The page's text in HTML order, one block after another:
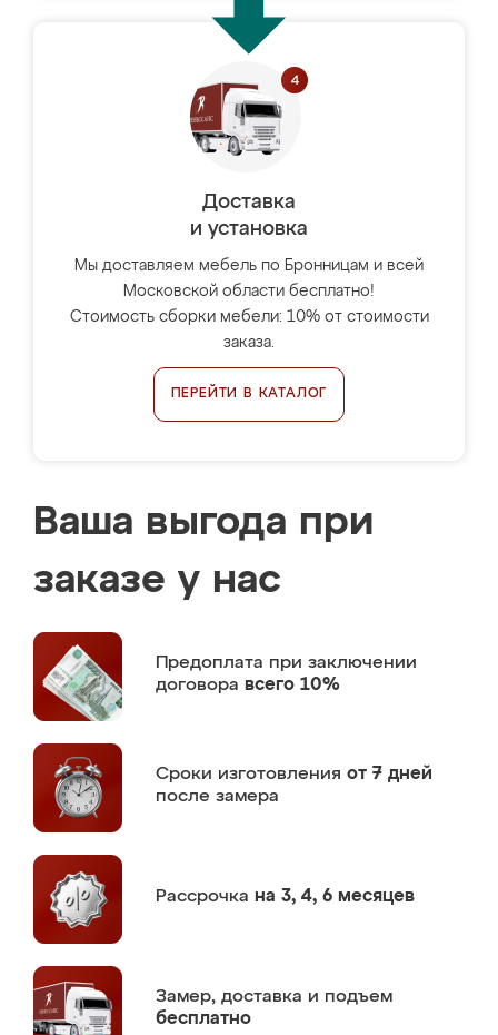
Доставка
и установка
Мы доставляем мебель по Бронницам и всей
Московской области бесплатно!
Стоимость сборки мебели: 10% от стоимости
заказа.
ПЕРЕЙТИ В КАТАЛОГ
Ваша выгода при
заказе у нас
Предоплата при заключении
договора всего 10%
Сроки изготовления от 7 дней
после замера
Рассрочка на 3, 4, 6 месяцев
Замер, доставка и подъем
бесплатно